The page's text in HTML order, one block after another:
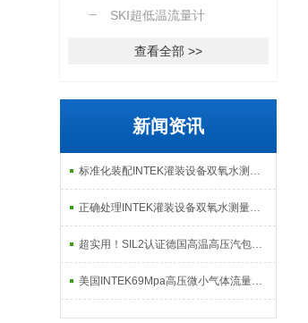
SKI超低温流量计
查看全部 >>
新闻资讯
标准化装配INTEK灌装设备双氧水测量微小流量计把控供给精度
正确处理INTEK灌装设备双氧水测量微小流量计故障可有效保障生产连续性
超实用！SIL2认证德国高温高压汽包磁致伸缩液位计正确安装方法全攻略
美国INTEK69Mpa高压微小气体流量计出现问题后的解决方法分享